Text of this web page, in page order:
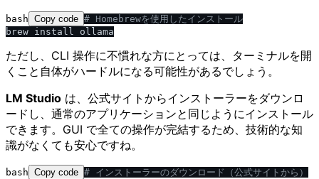
bash Copy code # Homebrewを使用したインストール
ただし、CLI 操作に不慣れな方にとっては、ターミナルを開
くこと自体がハードルになる可能性があるでしょう。
LM Studio は、公式サイトからインストーラーをダウンロ
ードし、通常のアプリケーションと同じようにインストール
できます。GUI で全ての操作が完結するため、技術的な知
識がなくても安心ですね。
bash Copy code # インストーラーのダウンロード（公式サイトから）